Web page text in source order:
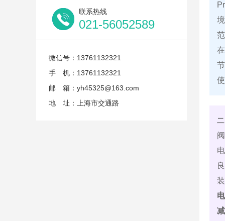
联系热线
021-56052589
微信号：13761132321
手 机：13761132321
邮 箱：yh45325@163.com
地 址：上海市交通路